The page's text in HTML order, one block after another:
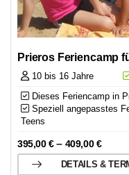
Prieros Feriencamp
10 bis 16 Jahre
Dieses Feriencamp in
Speziell angepasstes
Teens
395,00€– 409,00€
DETAILS &